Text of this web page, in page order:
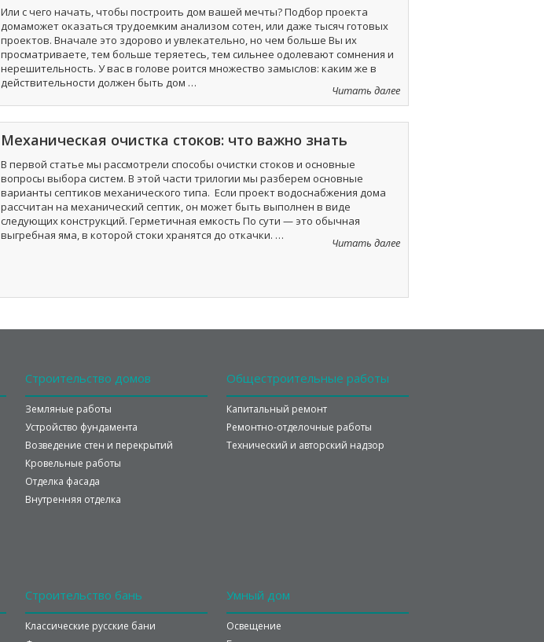
Или с чего начать, чтобы построить дом вашей мечты? Подбор проекта
домаможет оказаться трудоемким анализом сотен, или даже тысяч готовых
проектов. Вначале это здорово и увлекательно, но чем больше Вы их
просматриваете, тем больше теряетесь, тем сильнее одолевают сомнения и
нерешительность. У вас в голове роится множество замыслов: каким же в
действительности должен быть дом …
Читать далее«Как
выбрать
Механическая очистка стоков: что важно знать
В первой статье мы рассмотрели способы очистки стоков и основные
вопросы выбора систем. В этой части трилогии мы разберем основные
варианты септиков механического типа. Если проект водоснабжения дома
рассчитан на механический септик, он может быть выполнен в виде
следующих конструкций. Герметичная емкость По сути — это обычная
выгребная яма, в которой стоки хранятся до откачки. …
Читать далее«Механическая
важно
Строительство домов
Земляные работы
Устройство фундамента
Возведение стен и перекрытий
Кровельные работы
Отделка фасада
Внутренняя отделка
Общестроительные работы
Капитальный ремонт
Ремонтно-отделочные работы
Технический и авторский надзор
Строительство бань
Классические русские бани
Умный дом
Освещение